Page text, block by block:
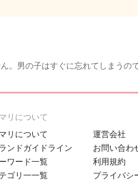
。男の子はすぐに忘れてしまうので
リについて
リについて
ンドガイドライン
ワード一覧
ゴリ一一覧
運営会社
お問い合わ
利用規約
プライバシ